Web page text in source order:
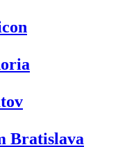
Bratislava